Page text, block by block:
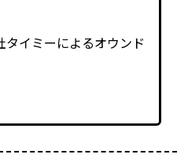
イミーによるオウンド